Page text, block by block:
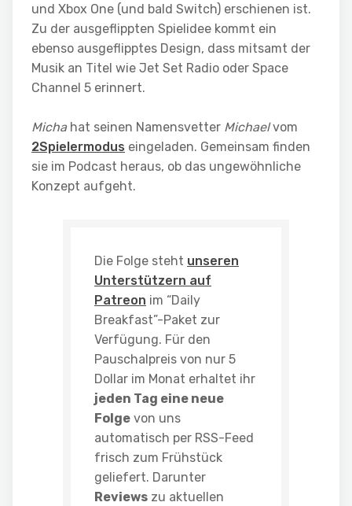
und Xbox One (und bald Switch) erschienen ist.
Zu der ausgeflippten Spielidee kommt ein
ebenso ausgeflipptes Design, dass mitsamt der
Musik an Titel wie Jet Set Radio oder Space
Channel 5 erinnert.
Michahat seinen Namensvetter Michaelvom
2Spielermodus eingeladen. Gemeinsam finden
sie im Podcast heraus, ob das ungewöhnliche
Konzept aufgeht.
Die Folge steht unseren
Unterstützern auf
Patreon im “Daily
Breakfast”-Paket zur
Verfügung. Für den
Pauschalpreis von nur 5
Dollar im Monat erhaltet ihr
jeden Tag eine neue
Folge von uns
automatisch per RSS-Feed
frisch zum Frühstück
geliefert. Darunter
Reviews zu aktuellen